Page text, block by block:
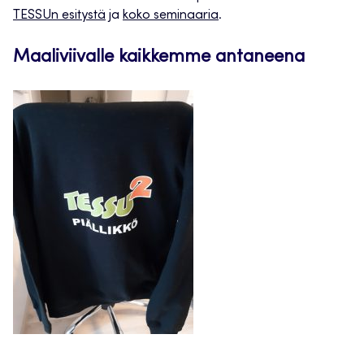
TESSUn esitystä ja koko seminaaria.
Maaliviivalle kaikkemme antaneena